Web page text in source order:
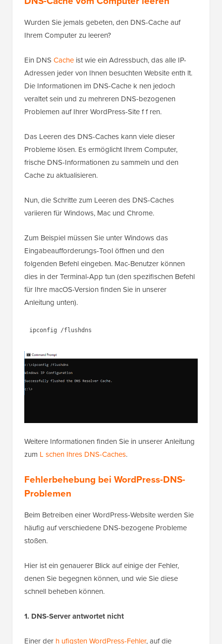
Wurden Sie jemals gebeten, den DNS-Cache auf
Ihrem Computer zu leeren?
Ein DNS Cache ist wie ein Adressbuch, das alle IP-
Adressen jeder von Ihnen besuchten Website enth lt.
Die Informationen im DNS-Cache k nen jedoch
veraltet sein und zu mehreren DNS-bezogenen
Problemen auf Ihrer WordPress-Site f f ren.
Das Leeren des DNS-Caches kann viele dieser
Probleme lösen. Es ermöglicht Ihrem Computer,
frische DNS-Informationen zu sammeln und den
Cache zu aktualisieren.
Nun, die Schritte zum Leeren des DNS-Caches
variieren für Windows, Mac und Chrome.
Zum Beispiel müssen Sie unter Windows das
Eingabeaufforderungs-Tool öffnen und den
folgenden Befehl eingeben. Mac-Benutzer können
dies in der Terminal-App tun (den spezifischen Befehl
für Ihre macOS-Version finden Sie in unserer
Anleitung unten).
Weitere Informationen finden Sie in unserer Anleitung
zum L schen Ihres DNS-Caches.
Fehlerbehebung bei WordPress-DNS-
Problemen
Beim Betreiben einer WordPress-Website werden Sie
häufig auf verschiedene DNS-bezogene Probleme
stoßen.
Hier ist ein genauerer Blick auf einige der Fehler,
denen Sie begegnen können, und wie Sie diese
schnell beheben können.
1. DNS-Server antwortet nicht
Einer der h ufigsten WordPress-Fehler, auf die